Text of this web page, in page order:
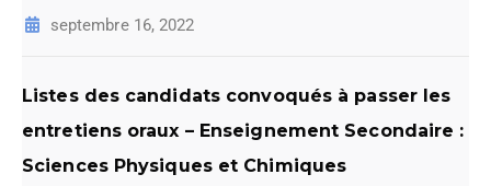
septembre 16, 2022
Listes des candidats convoqués à passer les
entretiens oraux – Enseignement Secondaire :
Sciences Physiques et Chimiques